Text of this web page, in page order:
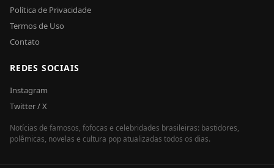
Política de Privacidade
Termos de Uso
Contato
REDES SOCIAIS
Instagram
Twitter / X
Notícias de famosos, fofocas e celebridades brasileiras: bastidores,
polêmicas, novelas e cultura pop atualizadas todos os dias.